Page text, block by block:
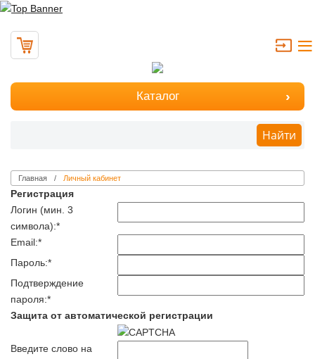
Каталог
Найти
Главная Личный кабинет
Регистрация
Логин (мин. 3
символа):*
Email:*
Пароль:*
Подтверждение
пароля:*
Защита от автоматической регистрации
Введите слово на